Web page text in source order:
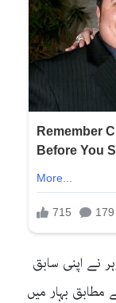
نے اپنی سابق
مطابق بہار میں